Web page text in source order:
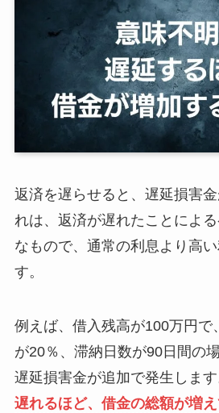
返済を遅らせると、遅延損害
れは、返済が遅れたことによ
なもので、通常の利息より高
す。
例えば、借入残高が100万円で
が20％、滞納日数が90日間の
遅延損害金が追加で発生します
遅れるほど、借金の総額が増え